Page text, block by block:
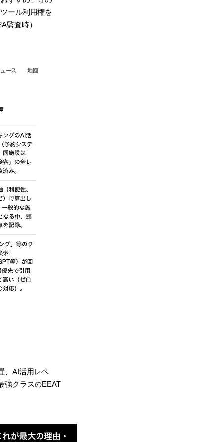
ール利用権を
監査時）
、AI活用レベ
強クラスのEEAT